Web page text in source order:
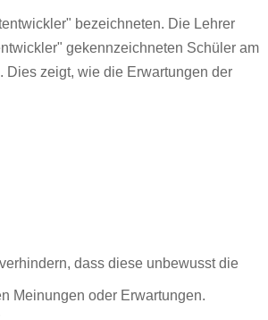
bezeichneten. Die Lehrer
gekennzeichneten Schüler am
Dies zeigt, wie die Erwartungen der
dass diese unbewusst die
Meinungen oder Erwartungen.